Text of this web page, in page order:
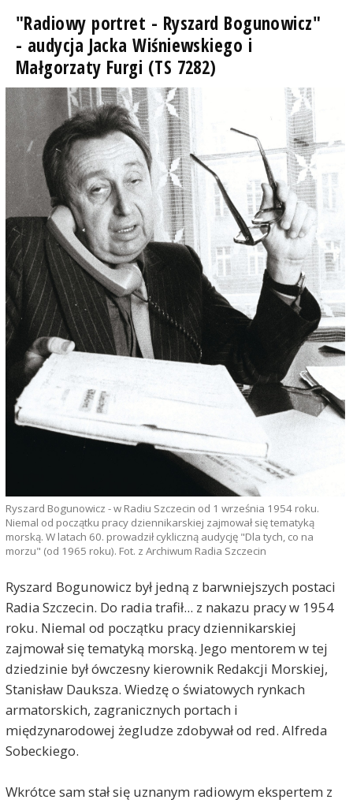
"Radiowy portret - Ryszard Bogunowicz"
- audycja Jacka Wiśniewskiego i
Małgorzaty Furgi (TS 7282)
Ryszard Bogunowicz - w Radiu Szczecin od 1 września 1954 roku.
Niemal od początku pracy dziennikarskiej zajmował się tematyką
morską. W latach 60. prowadził cykliczną audycję "Dla tych, co na
morzu" (od 1965 roku). Fot. z Archiwum Radia Szczecin
Ryszard Bogunowicz był jedną z barwniejszych postaci
Radia Szczecin. Do radia trafił... z nakazu pracy w 1954
roku. Niemal od początku pracy dziennikarskiej
zajmował się tematyką morską. Jego mentorem w tej
dziedzinie był ówczesny kierownik Redakcji Morskiej,
Stanisław Dauksza. Wiedzę o światowych rynkach
armatorskich, zagranicznych portach i
międzynarodowej żegludze zdobywał od red. Alfreda
Sobeckiego.
Wkrótce sam stał się uznanym radiowym ekspertem z